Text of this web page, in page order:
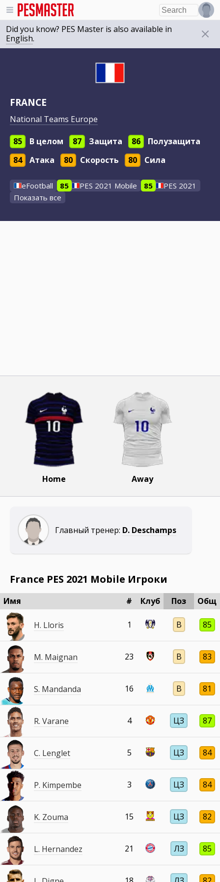
Did you know? PES Master is also available in
English.
FRANCE
National Teams Europe
85 В целом 87 Защита 86
Полузащита
84
Атака 80 Скорость 80 Сила
eFootball 85 PES 2021 Mobile 85
PES 2021
Показать все
Home Away
Главный тренер: D. Deschamps
France PES 2021 Mobile Игроки
Имя # Клуб Поз Общ
H. Lloris 1 В 85
M. Maignan 23 В 83
S. Mandanda 16 В 81
R. Varane 4 ЦЗ 87
C. Lenglet 5 ЦЗ 84
P. Kimpembe 3 ЦЗ 84
K. Zouma 15 ЦЗ 82
L. Hernandez 21 ЛЗ 85